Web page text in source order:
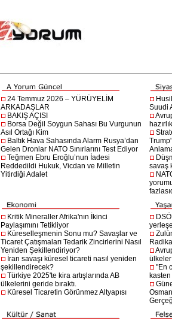
24 Temmuz 2026 – YÜRÜYELİM
ARKADAŞLAR
BAKIŞ AÇISI
Borsa Değil Soygun Sahası Bu Vurgunun
Asıl Ortağı Kim
Baltık Hava Sahasında Alarm Rusya’dan
Gelen Dronlar NATO Sınırlarını Test Ediyor
Teğmen Ebru Eroğlu’nun İadesi
Reddedildi Hukuk, Vicdan ve Milletin
Yitirdiği Adalet
Suudi
savaş
Kritik Mineraller Afrika'nın İkinci
Paylaşımını Tetikliyor
Küreselleşmenin Sonu mu? Savaşlar ve
Ticaret Çatışmaları Tedarik Zincirlerini Nasıl
Yeniden Şekillendiriyor?
İran savaşı küresel ticareti nasıl yeniden
şekillendirecek?
Türkiye 2025'te kira artışlarında AB
ülkelerini geride bıraktı.
Küresel Ticaretin Görünmez Altyapısı
"En